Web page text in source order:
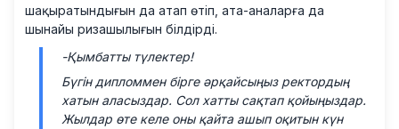
шақыратындығын да атап өтіп, ата-аналарға да
шынайы ризашылығын білдірді.
-Қымбатты түлектер!
Бүгін дипломмен бірге әрқайсыңыз ректордың
хатын аласыздар. Сол хатты сақтап қойыңыздар.
Жылдар өте келе оны қайта ашып оқитын күн